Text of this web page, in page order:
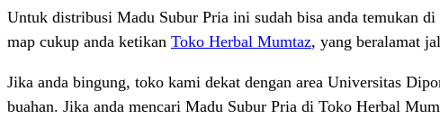
Untuk distribusi Madu Subur Pria ini sudah bisa anda temukan
map cukup anda ketikan Toko Herbal Mumtaz, yang beralamat
Jika anda bingung, toko kami dekat dengan area Universitas
buahan. Jika anda mencari Madu Subur Pria di Toko Herbal